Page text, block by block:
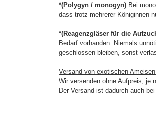
*(Polygyn / monogyn) Bei
dass trotz mehrerer Königinnen
*(Reagenzgläser für die
Bedarf vorhanden. Niemals
geschlossen bleiben, sonst
Versand von exotischen
Wir versenden ohne Aufpreis, je
Der Versand ist dadurch auch